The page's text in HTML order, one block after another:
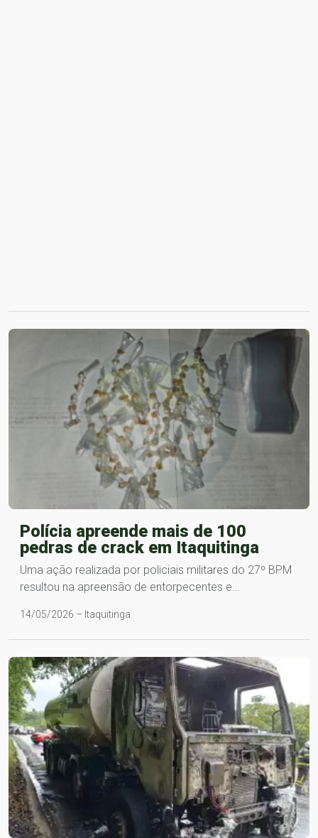
Polícia apreende mais de 100
pedras de crack em Itaquitinga
Uma ação realizada por policiais militares do 27º BPM
resultou na apreensão de entorpecentes e…
14/05/2026 – Itaquitinga